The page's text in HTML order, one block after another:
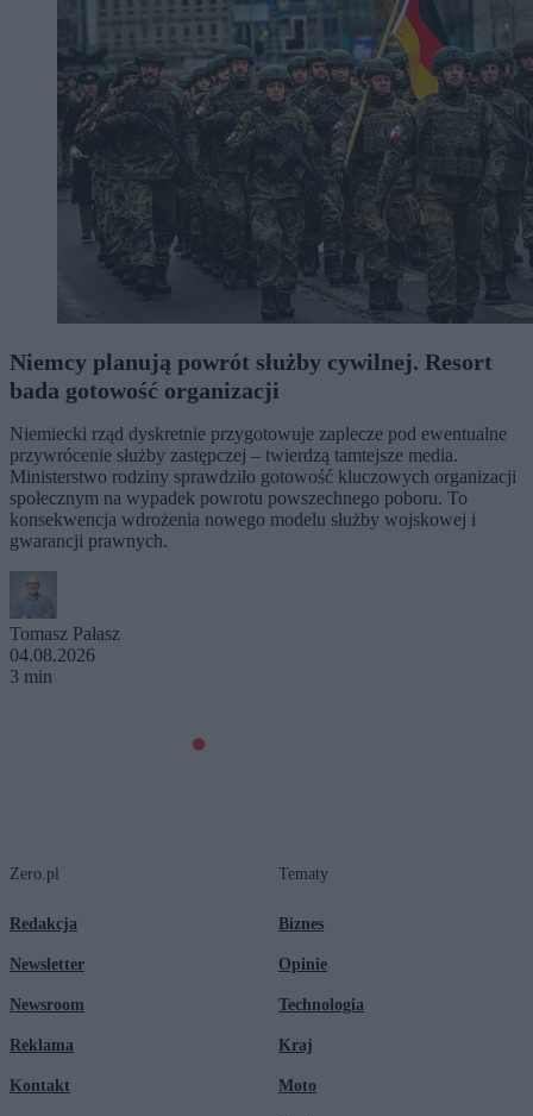
Niemcy planują powrót służby cywilnej. Resort
bada gotowość organizacji
Niemiecki rząd dyskretnie przygotowuje zaplecze pod ewentualne
przywrócenie służby zastępczej – twierdzą tamtejsze media.
Ministerstwo rodziny sprawdziło gotowość kluczowych organizacji
społecznym na wypadek powrotu powszechnego poboru. To
konsekwencja wdrożenia nowego modelu służby wojskowej i
gwarancji prawnych.
Tomasz Pałasz
04.08.2026
3 min
Zero.pl
Redakcja
Newsletter
Newsroom
Reklama
Kontakt
Tematy
Biznes
Opinie
Technologia
Kraj
Moto